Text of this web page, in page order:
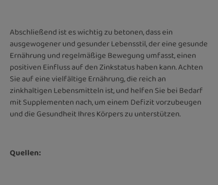
Abschließend ist es wichtig zu betonen, dass ein
ausgewogener und gesunder Lebensstil, der eine gesunde
Ernährung und regelmäßige Bewegung umfasst, einen
positiven Einfluss auf den Zinkstatus haben kann. Achten
Sie auf eine vielfältige Ernährung, die reich an
zinkhaltigen Lebensmitteln ist, und helfen Sie bei Bedarf
mit Supplementen nach, um einem Defizit vorzubeugen
und die Gesundheit Ihres Körpers zu unterstützen.
Quellen: